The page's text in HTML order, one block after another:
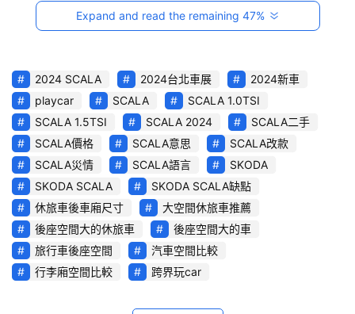
界
玩
C
A
R
綜
藝
節
目
口
Expand and read the remaining 47%
2024 SCALA 2024台北車展
2024新車
playcar
SCALA
SCALA 1.0TSI
SCALA 1.5TSI
SCALA 2024
SCALA二手
SCALA價格
SCALA意思
SCALA改款
SCALA災情
SCALA語言
SKODA
SKODA SCALA
SKODA SCALA缺點
休旅車後車廂尺寸
大空間休旅車推薦
後座空間大的休旅車
後座空間大的車
旅行車後座空間
汽車空間比較
行李廂空間比較
跨界玩car